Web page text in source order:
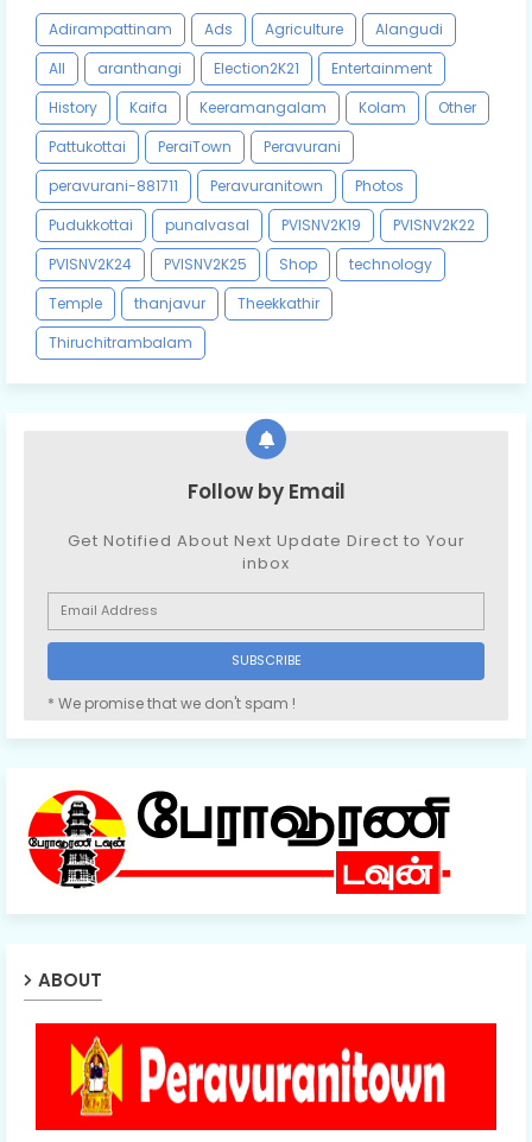
Adirampattinam Ads Agriculture
Alangudi
All
aranthangi Election2K21
Entertainment
History
Kaifa Keeramangalam Kolam
Other
Pattukottai
PeraiTown
Peravurani
peravurani-881711
Peravuranitown
Photos
Pudukkottai
punalvasal PVISNV2K19
PVISNV2K22
PVISNV2K24
PVISNV2K25 Shop
technology
Temple
thanjavur
Theekkathir
Thiruchitrambalam
Follow by Email
Get Notified About Next Update Direct to Your
inbox
* We promise that we don't spam !
ABOUT